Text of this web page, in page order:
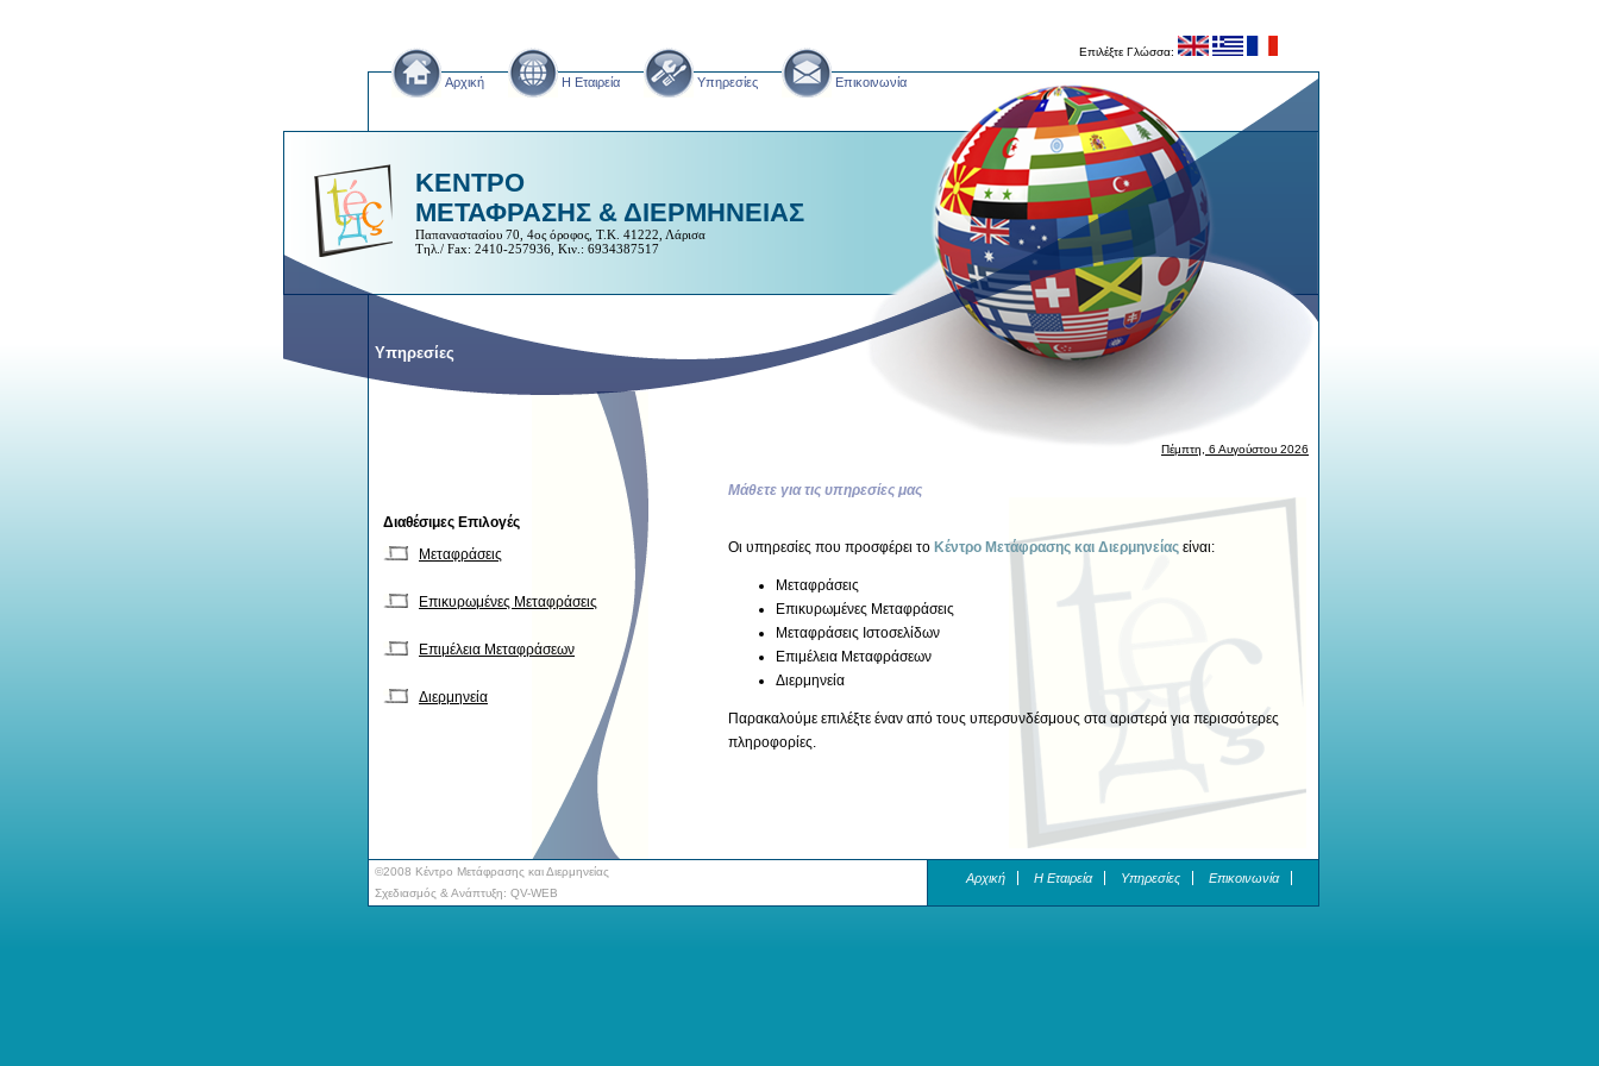
Επιλέξτε Γλώσσα:
Αρχική H Εταιρεία Υπηρεσίες Επικοινωνία
ΚΕΝΤΡΟ
ΜΕΤΑΦΡΑΣΗΣ & ΔΙΕΡΜΗΝΕΙΑΣ
Παπαναστασίου 70, 4ος όροφος, Τ.Κ. 41222, Λάρισα
Τηλ./ Fax: 2410-257936, Κιν.: 6934387517
Υπηρεσίες
Πέμπτη, 6 Αυγούστου 2026
Διαθέσιμες Επιλογές
Μεταφράσεις
Επικυρωμένες Μεταφράσεις
Επιμέλεια Μεταφράσεων
Διερμηνεία
Μάθετε για τις υπηρεσίες μας
Οι υπηρεσίες που προσφέρει το Κέντρο Μετάφρασης και Διερμηνείας είναι:
Μεταφράσεις
Επικυρωμένες Μεταφράσεις
Μεταφράσεις Ιστοσελίδων
Επιμέλεια Μεταφράσεων
Διερμηνεία
Παρακαλούμε επιλέξτε έναν από τους υπερσυνδέσμους στα αριστερά για περισσότερες
πληροφορίες.
©2008 Kέντρο Μετάφρασης και Διερμηνείας
Σχεδιασμός & Ανάπτυξη: QV-WEB
Αρχική H Εταιρεία Υπηρεσίες Επικοινωνία